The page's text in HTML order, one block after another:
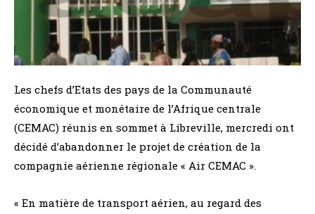
Les chefs d’Etats des pays de la Communauté
économique et monétaire de l’Afrique centrale
(CEMAC) réunis en sommet à Libreville, mercredi ont
décidé d’abandonner le projet de création de la
compagnie aérienne régionale « Air CEMAC ».
« En matière de transport aérien, au regard des